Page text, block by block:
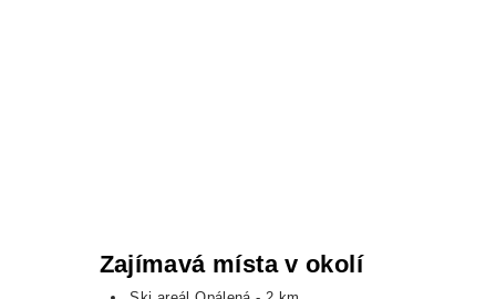
Zajímavá místa v okolí